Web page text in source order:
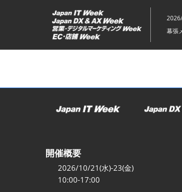
ッ
幕張
開催概要
2026/10/21(水)-23(金)
10:00-17:00